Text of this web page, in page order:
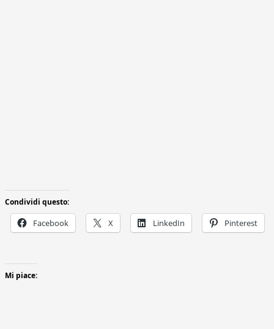
Condividi questo:
Facebook X LinkedIn Pinterest
Mi piace: